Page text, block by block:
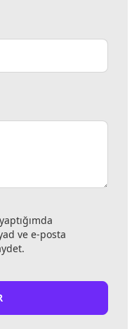
ve e-posta